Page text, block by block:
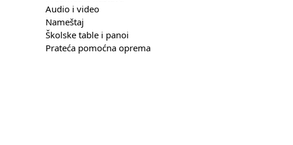
Audio i video
Nameštaj
Školske table i panoi
Prateća pomoćna oprema